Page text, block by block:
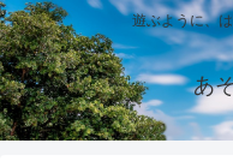
遊ぶように、
あ